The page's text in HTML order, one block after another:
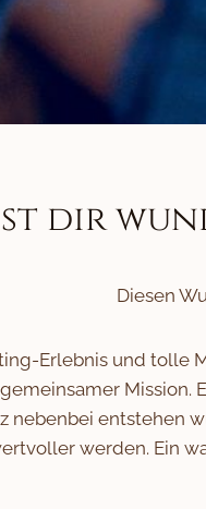
dir
Diesen
Erlebnis und tolle
Mission.
nebenbei entstehen
werden. Ein